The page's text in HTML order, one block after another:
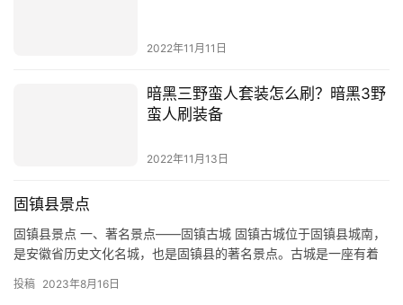
暗黑三野蛮人套装怎么刷？暗黑3野
蛮人刷装备
是安徽省历史文化名城，也是固镇县的著名景点。古城是一座有着
悠久历史的古城，自春秋战国时期就已经有了，历史上曾经有过多
次…